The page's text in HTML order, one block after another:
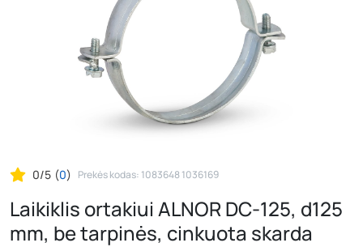
0/5 (0) Prekės kodas: 1083648 1036169
Laikiklis ortakiui ALNOR DC-125, d125
mm, be tarpinės, cinkuota skarda